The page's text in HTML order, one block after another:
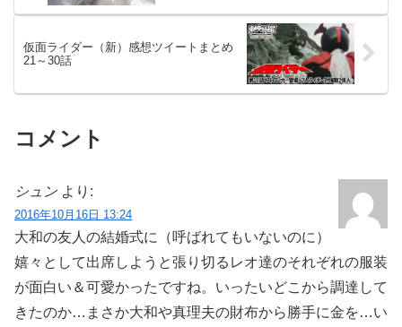
仮面ライダー（新）感想ツイートまとめ
21～30話
コメント
シュン より:
2016年10月16日 13:24
大和の友人の結婚式に（呼ばれてもいないのに）
嬉々として出席しようと張り切るレオ達のそれぞれの服装
が面白い＆可愛かったですね。いったいどこから調達して
きたのか…まさか大和や真理夫の財布から勝手に金を…い